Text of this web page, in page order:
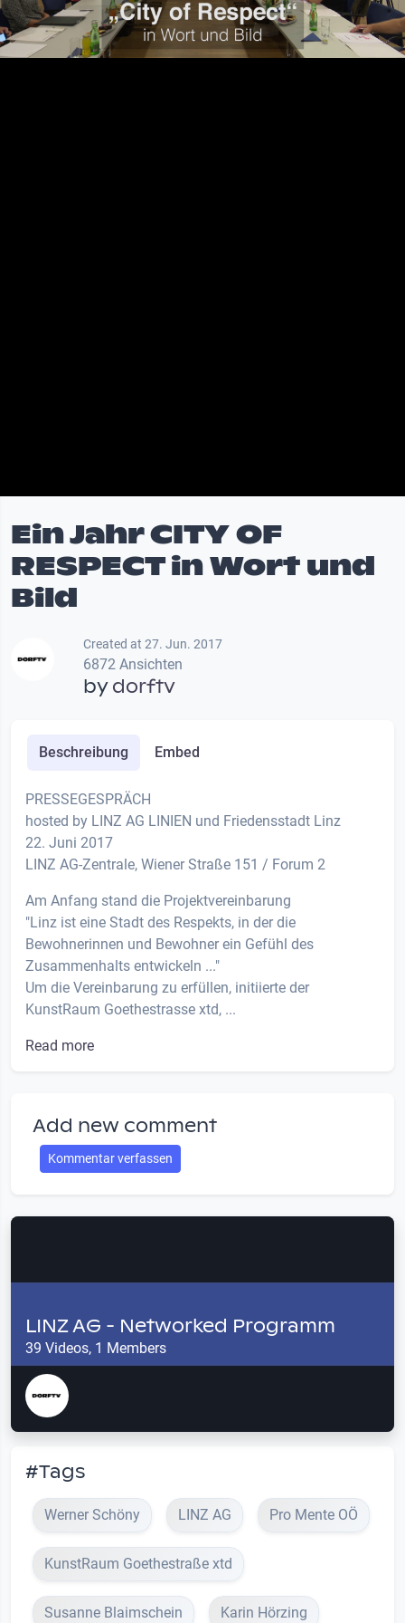
Ein Jahr CITY OF
RESPECT in Wort und
Bild
Created at 27. Jun. 2017
6872 Ansichten
bydorftv
Beschreibung Embed
PRESSEGESPRÄCH
hosted by LINZ AG LINIEN und Friedensstadt Linz
22. Juni 2017
LINZ AG-Zentrale, Wiener Straße 151 / Forum 2
Am Anfang stand die Projektvereinbarung
"Linz ist eine Stadt des Respekts, in der die
Bewohnerinnen und Bewohner ein Gefühl des
Zusammenhalts entwickeln ..."
Um die Vereinbarung zu erfüllen, initiierte der
KunstRaum Goethestrasse xtd, ...
Read more
Add new comment
Kommentar verfassen
LINZ AG - Networked Programm
39 Videos, 1 Members
#Tags
Werner Schöny LINZ AG Pro Mente OÖ
KunstRaum Goethestraße xtd
Susanne Blaimschein Karin Hörzing